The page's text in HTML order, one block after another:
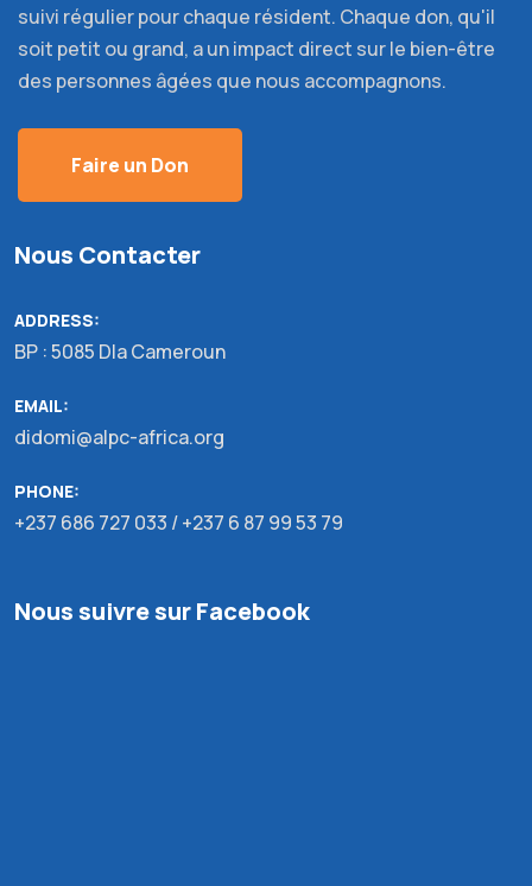
suivi régulier pour chaque résident. Chaque don, qu'il
soit petit ou grand, a un impact direct sur le bien-être
des personnes âgées que nous accompagnons.
Faire un Don
Nous Contacter
ADDRESS:
BP : 5085 Dla Cameroun
EMAIL:
didomi@alpc-africa.org
PHONE:
+237 686 727 033 / +237 6 87 99 53 79
Nous suivre sur Facebook